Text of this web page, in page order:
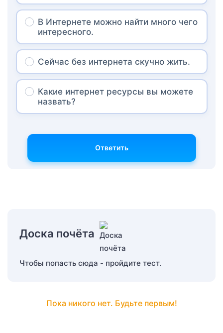
В Интернете можно найти много чего
интересного.
Сейчас без интернета скучно жить.
Какие интернет ресурсы вы можете
назвать?
Ответить
Доска почёта
Чтобы попасть сюда - пройдите тест.
Пока никого нет. Будьте первым!